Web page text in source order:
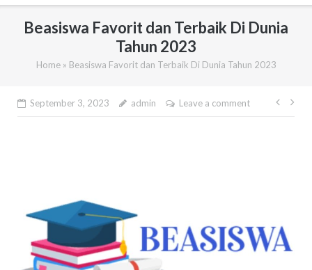
Beasiswa Favorit dan Terbaik Di Dunia
Tahun 2023
Home» Beasiswa Favorit dan Terbaik Di Dunia Tahun 2023
September 3, 2023 admin Leave a comment
Post